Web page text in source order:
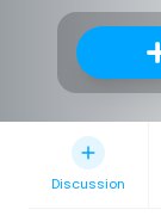
Discussion